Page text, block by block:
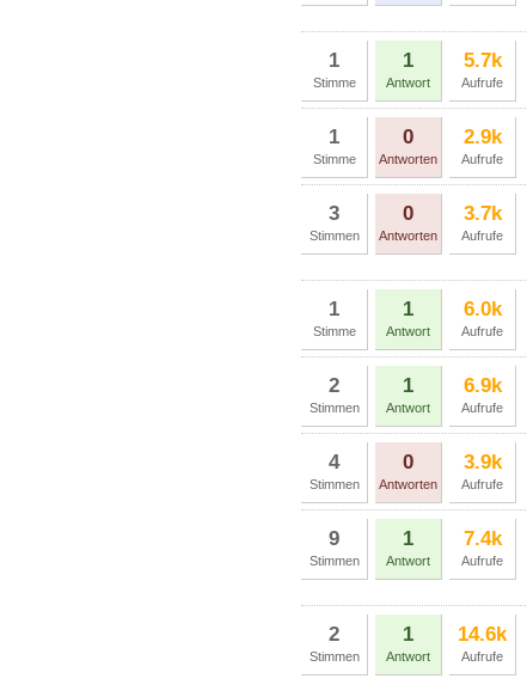
1
Stimme
1
Antwort
5.7k
Aufrufe
1
Stimme
0
Antworten
2.9k
Aufrufe
3
Stimmen
0
Antworten
3.7k
Aufrufe
1
Stimme
1
Antwort
6.0k
Aufrufe
2
Stimmen
1
Antwort
6.9k
Aufrufe
4
Stimmen
0
Antworten
3.9k
Aufrufe
9
Stimmen
1
Antwort
7.4k
Aufrufe
2
Stimmen
1
Antwort
14.6k
Aufrufe